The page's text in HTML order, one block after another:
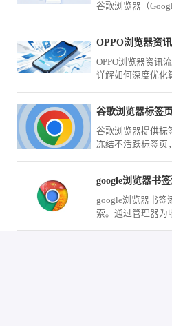
谷歌浏览器（
OPPO浏览器资
OPPO浏览器资讯
详解如何深度优化
谷歌浏览器标签
谷歌浏览器提供标
冻结不活跃标签页
google浏览器书签
索。通过管理器为